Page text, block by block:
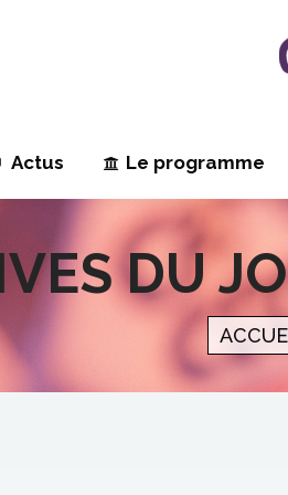
Actus Le programme
DU
Vous êtes